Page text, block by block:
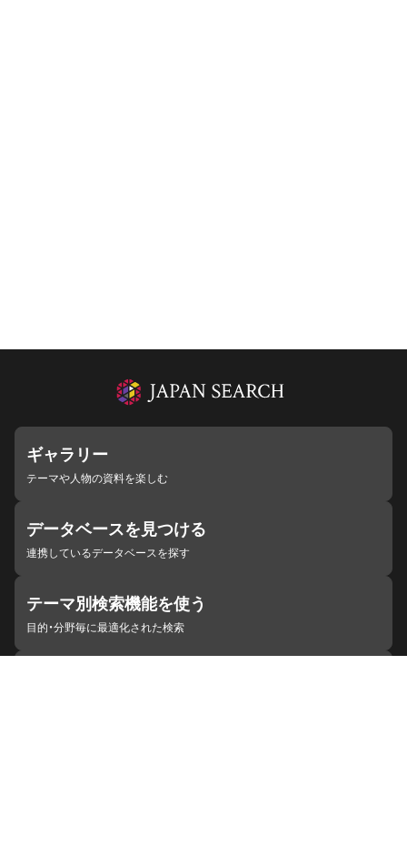
ギャラリー
テーマや人物の資料を楽しむ
データベースを見つける
連携しているデータベースを探す
テーマ別検索機能を使う
目的・分野毎に最適化された検索